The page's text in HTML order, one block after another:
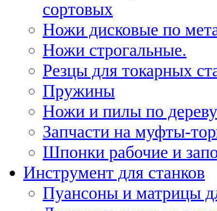
сортовых
Ножи дисковые по
Ножи строгальные.
Резцы для токарных
Пружины
Ножи и пилы по дереву
Запчасти на муфты-
Шпонки рабочие и
Инструмент для станков
Пуансоны и матрицы